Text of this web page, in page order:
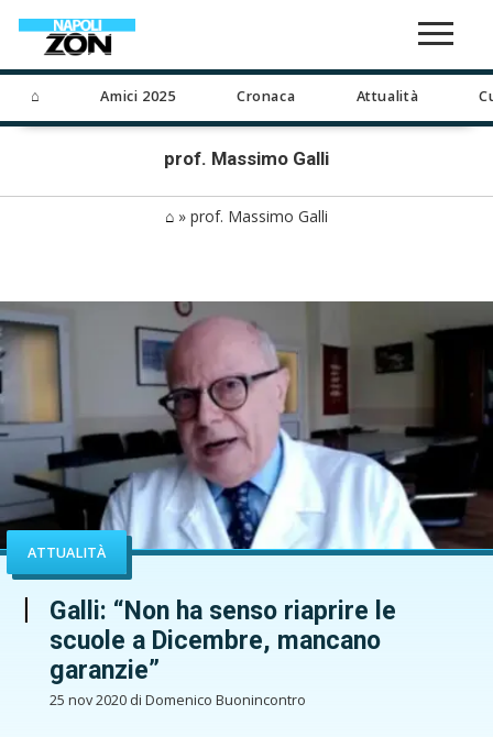
⌂ Amici 2025 Cronaca Attualità
prof. Massimo Galli
⌂ » prof. Massimo Galli
ATTUALITÀ
Galli: “Non ha senso riaprire le
scuole a Dicembre, mancano
garanzie”
25 nov 2020 di Domenico Buonincontro